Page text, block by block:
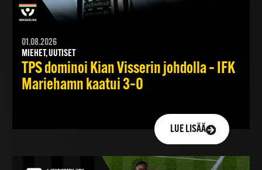
01.08.2026
MIEHET, UUTISET
TPS dominoi Kian Visserin johdolla – IFK
Mariehamn kaatui 3–0
LUE LISÄÄ